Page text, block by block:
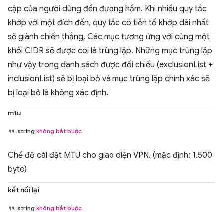
cập của người dùng đến đường hầm. Khi nhiều quy tắc
khớp với một đích đến, quy tắc có tiền tố khớp dài nhất
sẽ giành chiến thắng. Các mục tương ứng với cùng một
khối CIDR sẽ được coi là trùng lặp. Những mục trùng lặp
như vậy trong danh sách được đối chiếu (exclusionList +
inclusionList) sẽ bị loại bỏ và mục trùng lặp chính xác sẽ
bị loại bỏ là không xác định.
mtu
string không bắt buộc
Chế độ cài đặt MTU cho giao diện VPN. (mặc định: 1.500
byte)
kết nối lại
string không bắt buộc